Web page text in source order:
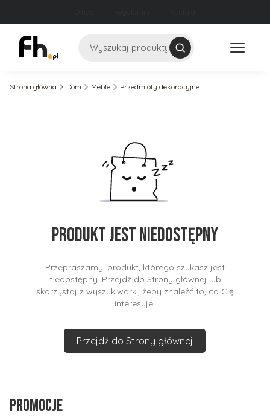
Szukaj
Strona główna Dom Meble Przedmioty dekoracyjne
Produkt jest niedostępny
Przepraszamy, produkt, którego szukasz jest
niedostępny. Przejdź do Strony głównej lub
skorzystaj z wyszukiwarki, żeby znaleźć to, co Cię
interesuje.
Przejdź do Strony głównej
Promocje